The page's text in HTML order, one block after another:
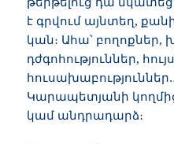
է գրվում այնտեղ,
կան։ Ահա՝ բողոքներ,
դժգոհություններ,
Կարապետյանի
կամ անդրադարձ։